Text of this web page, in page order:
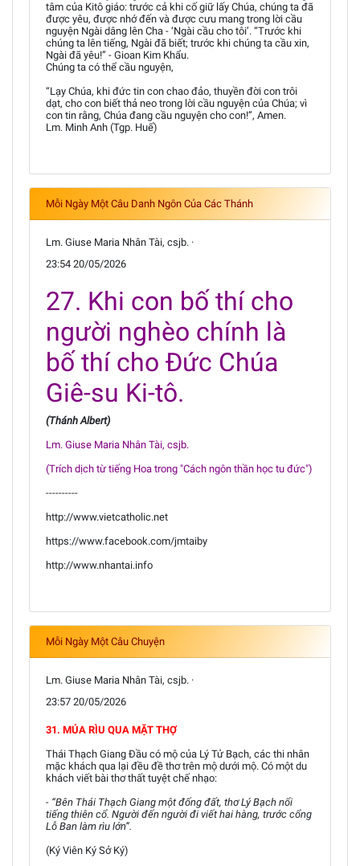
tâm của Kitô giáo: trước cả khi cố giữ lấy Chúa, chúng ta đã
được yêu, được nhớ đến và được cưu mang trong lời cầu
nguyện Ngài dâng lên Cha - ‘Ngài cầu cho tôi’. “Trước khi
chúng ta lên tiếng, Ngài đã biết; trước khi chúng ta cầu xin,
Ngài đã yêu!” - Gioan Kim Khẩu.
Chúng ta có thể cầu nguyện,
“Lạy Chúa, khi đức tin con chao đảo, thuyền đời con trôi
dạt, cho con biết thả neo trong lời cầu nguyện của Chúa; vì
con tin rằng, Chúa đang cầu nguyện cho con!”, Amen.
Lm. Minh Anh (Tgp. Huế)
Mỗi Ngày Một Câu Danh Ngôn Của Các Thánh
Lm. Giuse Maria Nhân Tài, csjb. ·
23:54 20/05/2026
27. Khi con bố thí cho
người nghèo chính là
bố thí cho Đức Chúa
Giê-su Ki-tô.
(Thánh Albert)
Lm. Giuse Maria Nhân Tài, csjb.
(Trích dịch từ tiếng Hoa trong "Cách ngôn thần học tu đức")
----------
http://www.vietcatholic.net
https://www.facebook.com/jmtaiby
http://www.nhantai.info
Mỗi Ngày Một Câu Chuyện
Lm. Giuse Maria Nhân Tài, csjb. ·
23:57 20/05/2026
31. MÚA RÌU QUA MẶT THỢ
Thái Thạch Giang Đầu có mộ của Lý Tử Bạch, các thi nhân
mặc khách qua lại đều đề thơ trên mộ dưới mộ. Có một du
khách viết bài thơ thất tuyệt chế nhạo:
- “Bên Thái Thạch Giang một đống đất, thơ Lý Bạch nổi
tiếng thiên cổ. Người đến người đi viết hai hàng, trước cổng
Lỗ Ban làm rìu lớn”.
(Ký Viên Ký Sở Ký)